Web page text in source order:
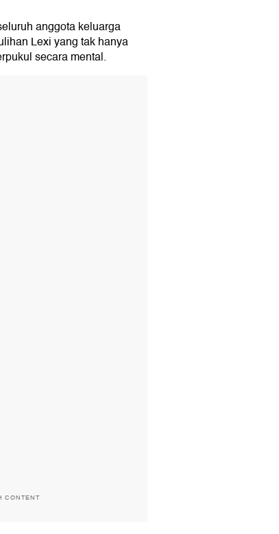
anggota keluarga
Lexi yang tak hanya
secara mental.
CONTENT